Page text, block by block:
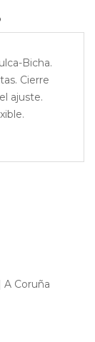
Bicha.
Cierre
ajuste.
A Coruña